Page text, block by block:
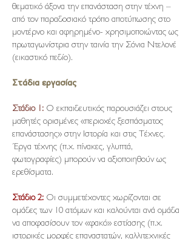
θεματικό άξονα την επανάσταση στην τέχνη –
από τον παραδοσιακό τρόπο αποτύπωσης στο
μοντέρνο και αφηρημένο- χρησιμοποιώντας ως
πρωταγωνίστρια στην ταινία την Σόνια Ντελονέ
(εικαστικό πεδίο).
Στάδια εργασίας
Στάδιο 1: O εκπαιδευτικός παρουσιάζει στους
μαθητές ορισμένες «περιοχές ξεσπάσματος
επανάστασης» στην Ιστορία και στις Τέχνες.
Έργα τέχνης (π.χ. πίνακες, γλυπτά,
φωτογραφίες) μπορούν να αξιοποιηθούν ως
ερεθίσματα.
Στάδιο 2: Οι συμμετέχοντες χωρίζονται σε
ομάδες των 10 ατόμων και καλούνται ανά ομάδα
να αποφασίσουν τον «φακό» εστίασης (π.χ.
ιστορικές μορφές επαναστατών, καλλιτεχνικές